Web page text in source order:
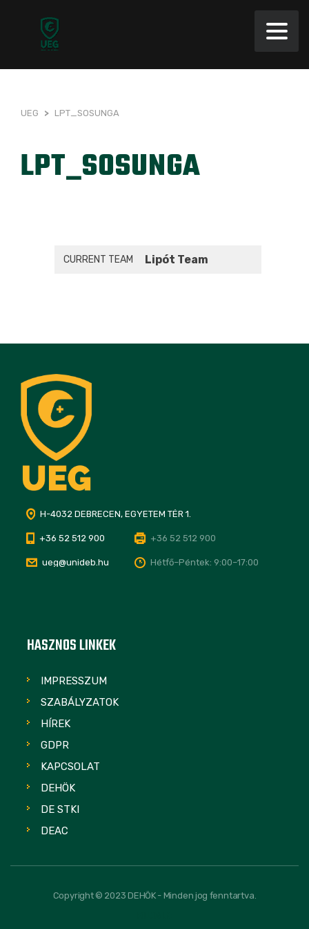
UEG > LPT_SOSUNGA
LPT_SOSUNGA
CURRENT TEAM Lipót Team
H-4032 DEBRECEN, EGYETEM TÉR 1.
+36 52 512 900 +36 52 512 900
ueg@unideb.hu Hétfő–Péntek: 9:00–17:00
HASZNOS LINKEK
IMPRESSZUM
SZABÁLYZATOK
HÍREK
GDPR
KAPCSOLAT
DEHÖK
DE STKI
DEAC
Copyright © 2023 DEHÖK - Minden jog fenntartva.